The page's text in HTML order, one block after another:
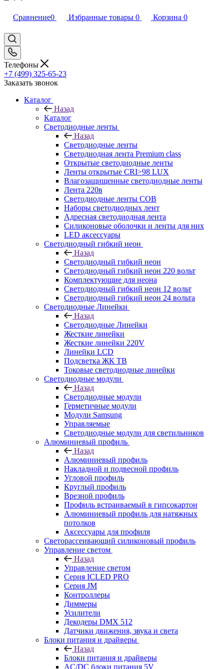
Сравнение0 Избранные товары 0 Корзина 0
Телефоны
+7 (499) 325-65-23
Заказать звонок
Каталог
Назад
Каталог
Светодиодные ленты
Назад
Светодиодные ленты
Светодиодная лента Premium class
Открытые светодиодные ленты
Ленты открытые CRI>98 LUX
Влагозащищенные светодиодные ленты
Лента 220в
Светодиодные ленты COB
Наборы светодиодных лент
Адресная светодиодная лента
Силиконовые оболочки и ленты для них
LED аксессуары
Светодиодный гибкий неон
Назад
Светодиодный гибкий неон
Светодиодный гибкий неон 220 вольт
Комплектующие для неона
Светодиодный гибкий неон 12 вольт
Светодиодный гибкий неон 24 вольта
Светодиодные Линейки
Назад
Светодиодные Линейки
Жесткие линейки
Жесткие линейки 220V
Линейки LCD
Подсветка ЖК ТВ
Токовые светодиодные линейки
Светодиодные модули
Назад
Светодиодные модули
Герметичные модули
Модули Samsung
Управляемые
Светодиодные модули для светильников
Алюминиевый профиль
Назад
Алюминиевый профиль
Накладной и подвесной профиль
Угловой профиль
Круглый профиль
Врезной профиль
Профиль встраиваемый в гипсокартон
Алюминиевый профиль для натяжных
потолков
Аксессуары для профиля
Светорассеивающий силиконовый профиль
Управление светом
Назад
Управление светом
Серия ICLED PRO
Серия JM
Контроллеры
Диммеры
Усилители
Декодеры DMX 512
Датчики движения, звука и света
Блоки питания и драйверы
Назад
Блоки питания и драйверы
AC/DC блоки питания 5V